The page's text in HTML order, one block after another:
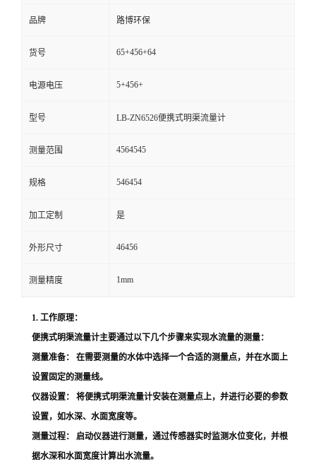
在
线
留
品牌 路博环保
货号 65+456+64
电源电压 5+456+
型号 LB-ZN6526便携式明渠流量计
测量范围 4564545
规格 546454
加工定制 是
外形尺寸 46456
测量精度 1mm
1. 工作原理：
便携式明渠流量计主要通过以下几个步骤来实现水流量的测量：
测量准备：
在需要测量的水体中选择一个合适的测量点，并在水面上
设置固定的测量线。
仪器设置：
将便携式明渠流量计安装在测量点上，并进行必要的参数
设置，如水深、水面宽度等。
测量过程：
启动仪器进行测量，通过传感器实时监测水位变化，并根
据水深和水面宽度计算出水流量。